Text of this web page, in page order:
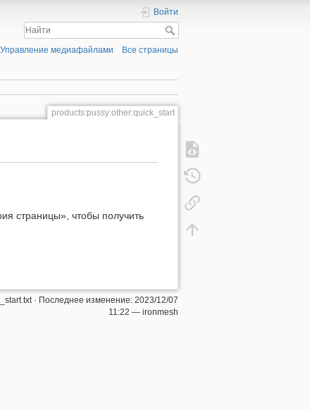
Войти
Управление медиафайлами Все страницы
products:pussy:other:quick_start
страницы», чтобы получить
· Последнее изменение: 2023/12/07
11:22 — ironmesh